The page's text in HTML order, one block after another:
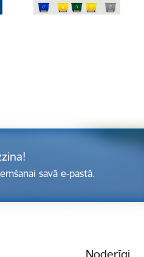
savā e-pastā.
Noderīgi